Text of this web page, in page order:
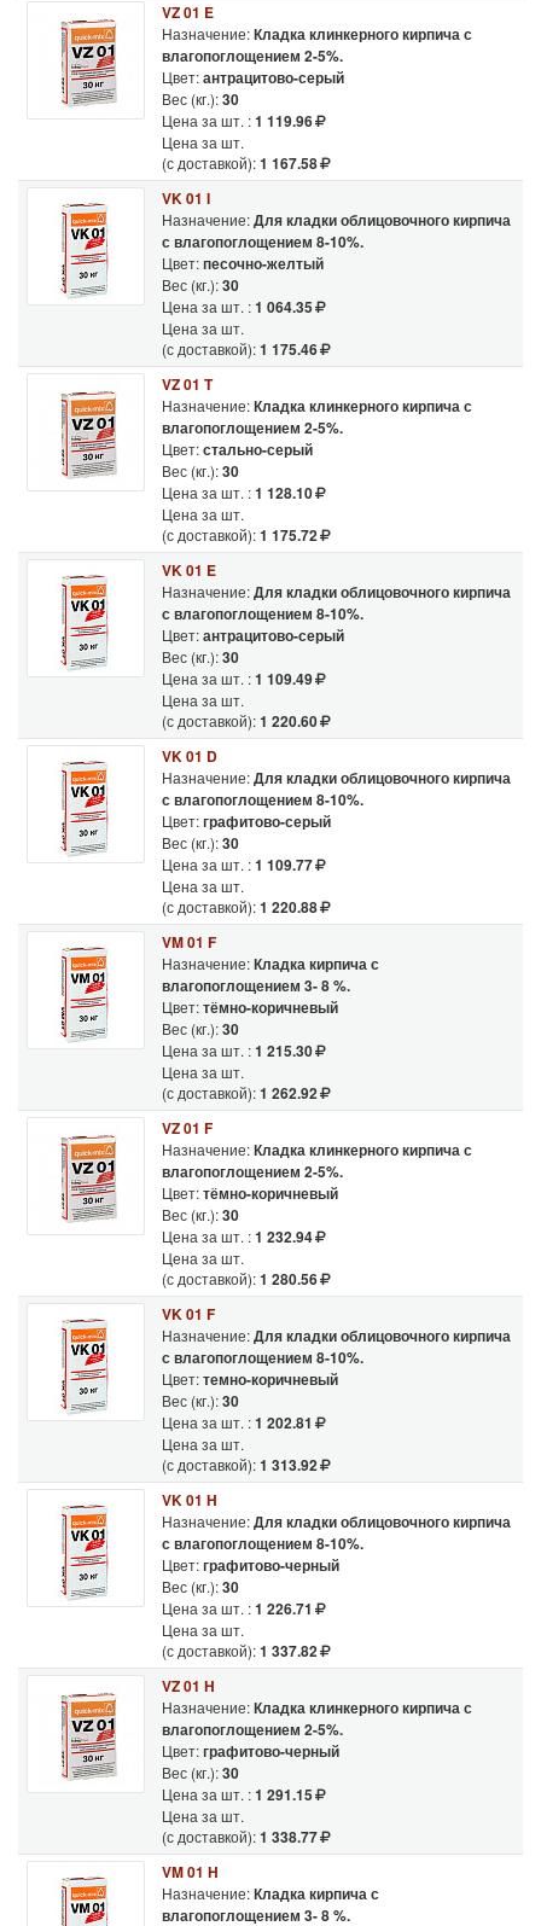
VZ 01 E
Назначение:Кладка клинкерного кирпича с
влагопоглощением 2-5%.
Цвет:антрацитово-серый
Вес (кг.):30
Цена за шт. :1 119.96
Цена за шт.
(с доставкой):1 167.58
VK 01 I
Назначение:Для кладки облицовочного кирпича
с влагопоглощением 8-10%.
Цвет:песочно-желтый
Вес (кг.):30
Цена за шт. :1 064.35
Цена за шт.
(с доставкой):1 175.46
VZ 01 T
Назначение:Кладка клинкерного кирпича с
влагопоглощением 2-5%.
Цвет:стально-серый
Вес (кг.):30
Цена за шт. :1 128.10
Цена за шт.
(с доставкой):1 175.72
VK 01 E
Назначение:Для кладки облицовочного кирпича
с влагопоглощением 8-10%.
Цвет:антрацитово-серый
Вес (кг.):30
Цена за шт. :1 109.49
Цена за шт.
(с доставкой):1 220.60
VK 01 D
Назначение:Для кладки облицовочного кирпича
с влагопоглощением 8-10%.
Цвет:графитово-серый
Вес (кг.):30
Цена за шт. :1 109.77
Цена за шт.
(с доставкой):1 220.88
VM 01 F
Назначение:Кладка кирпича с
влагопоглощением 3- 8 %.
Цвет:тёмно-коричневый
Вес (кг.):30
Цена за шт. :1 215.30
Цена за шт.
(с доставкой):1 262.92
VZ 01 F
Назначение:Кладка клинкерного кирпича с
влагопоглощением 2-5%.
Цвет:тёмно-коричневый
Вес (кг.):30
Цена за шт. :1 232.94
Цена за шт.
(с доставкой):1 280.56
VK 01 F
Назначение:Для кладки облицовочного кирпича
с влагопоглощением 8-10%.
Цвет:темно-коричневый
Вес (кг.):30
Цена за шт. :1 202.81
Цена за шт.
(с доставкой):1 313.92
VK 01 H
Назначение:Для кладки облицовочного кирпича
с влагопоглощением 8-10%.
Цвет:графитово-черный
Вес (кг.):30
Цена за шт. :1 226.71
Цена за шт.
(с доставкой):1 337.82
VZ 01 H
Назначение:Кладка клинкерного кирпича с
влагопоглощением 2-5%.
Цвет:графитово-черный
Вес (кг.):30
Цена за шт. :1 291.15
Цена за шт.
(с доставкой):1 338.77
VM 01 H
Назначение:Кладка кирпича с
влагопоглощением 3- 8 %.